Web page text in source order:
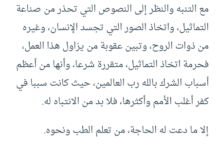
مع التنبه والنظر إلى النصوص التي تحذر من صناعة
التماثيل، واتخاذ الصور التي تجسد الإنسان، وغيره
من ذوات الروح، وتبين عقوبة من يزاول هذا العمل،
فحرمة اتخاذ التماثيل، متقررة شرعا، وأنها من أعظم
أسباب الشرك بالله رب العالمين، حيث كانت سببا في
كفر أغلب الأمم وأكثرها، فلا بد من الانتباه له.
إلا ما دعت له الحاجة، من تعلم الطب ونحوه.